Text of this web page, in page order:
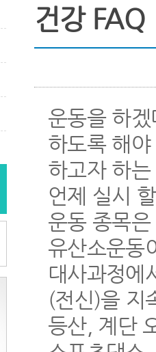
건강 FAQ
운동을 하
하도록 해
하고자 하
언제 실시
운동 종목
유산소운동
대사과정에
(전신)을 지
등산, 계단